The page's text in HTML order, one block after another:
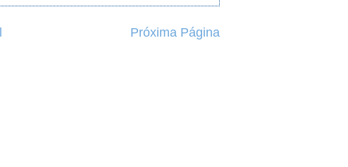
Próxima Página